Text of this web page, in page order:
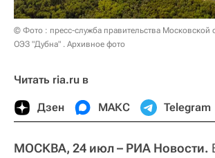
© Фото : пресс-служба правительства Московской
ОЭЗ "Дубна" . Архивное фото
Читать ria.ru в
Дзен МАКС Telegram
МОСКВА, 24 июл – РИА Новости.